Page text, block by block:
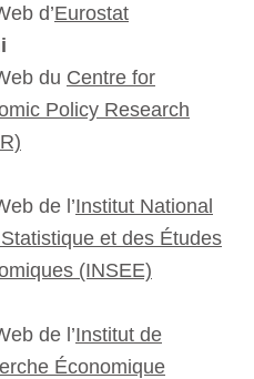
d’Eurostat
du Centre for
Policy Research
de l’Institut National
et des Études
(INSEE)
de l’Institut de
Économique